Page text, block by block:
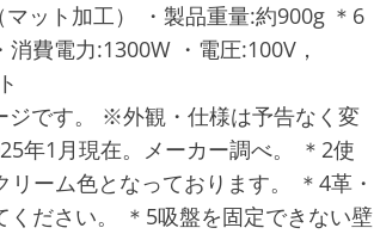
ット加工） ・製品重量:約900g ＊6
費電力:1300W ・電圧:100V，
です。 ※外観・仕様は予告なく変
年1月現在。メーカー調べ。 ＊2使
ーム色となっております。 ＊4革・
ださい。 ＊5吸盤を固定できない壁